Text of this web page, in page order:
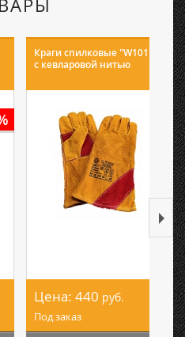
Краги спилковые "W101K"
с кевларовой нитью
Цена: 440 руб.
Под заказ